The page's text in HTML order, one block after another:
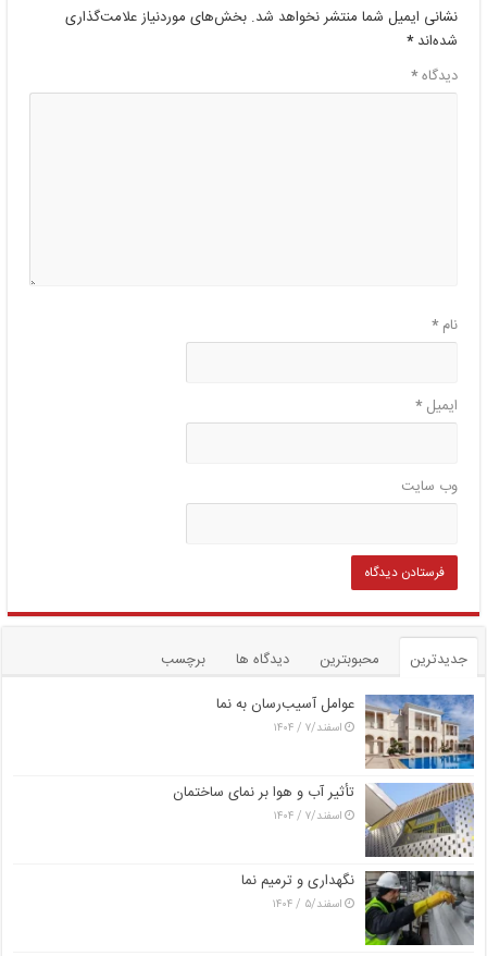
نشانی ایمیل شما منتشر نخواهد شد. بخش‌های موردنیاز علامت‌گذاری
شده‌اند*
دیدگاه*
نام*
ایمیل*
وب‌ سایت
جدیدترین محبوبترین دیدگاه ها
برچسب
عوامل آسیب‌رسان به نما
اسفند/۷ / ۱۴۰۴
تأثیر آب و هوا بر نمای ساختمان
اسفند/۷ / ۱۴۰۴
نگهداری و ترمیم نما
اسفند/۵ / ۱۴۰۴